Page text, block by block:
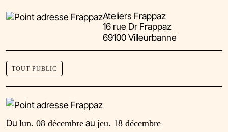
Ateliers Frappaz
16 rue Dr Frappaz
69100 Villeurbanne
TOUT PUBLIC
Du lun. 08 décembre au jeu. 18 décembre